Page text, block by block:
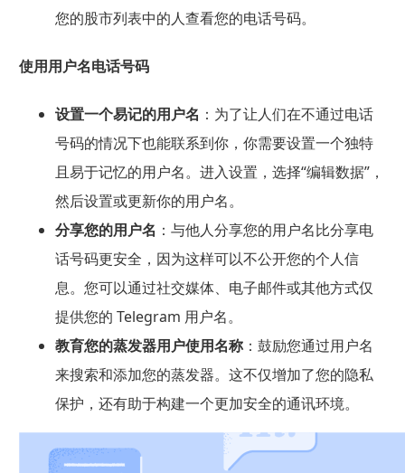
您的股市列表中的人查看您的电话号码。
使用用户名电话号码
设置一个易记的用户名 ：为了让人们在不通过电话
号码的情况下也能联系到你，你需要设置一个独特
且易于记忆的用户名。进入设置，选择“编辑数据”，
然后设置或更新你的用户名。
分享您的用户名 ：与他人分享您的用户名比分享电
话号码更安全，因为这样可以不公开您的个人信
息。您可以通过社交媒体、电子邮件或其他方式仅
提供您的 Telegram 用户名。
教育您的蒸发器用户使用名称：鼓励您通过用户名
来搜索和添加您的蒸发器。这不仅增加了您的隐私
保护，还有助于构建一个更加安全的通讯环境。